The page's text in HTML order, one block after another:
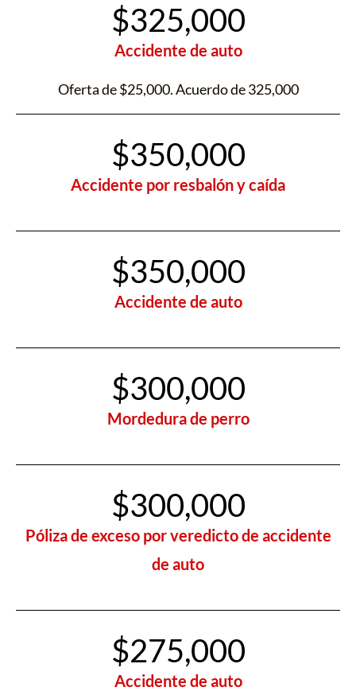
$325,000
Accidente de auto
Oferta de $25,000. Acuerdo de 325,000
$350,000
Accidente por resbalón y caída
$350,000
Accidente de auto
$300,000
Mordedura de perro
$300,000
Póliza de exceso por veredicto de accidente
de auto
$275,000
Accidente de auto